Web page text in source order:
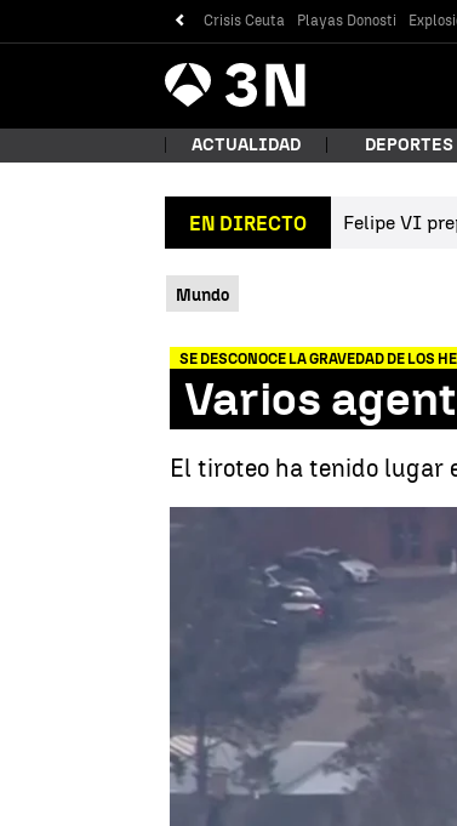
Crisis Ceuta Playas Donosti
Antena
3 Noticias
ACTUALIDAD DEPORTES
EN DIRECTO Felipe VI
Mundo
SE DESCONOCE LA GRAVEDAD DE LOS
Varios
El tiroteo ha tenido lugar